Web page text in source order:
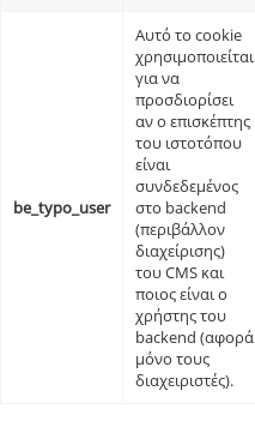
be_typo_user
Αυτό το cookie
χρησιμοποιείται
για να
προσδιορίσει
αν ο επισκέπτης
του ιστοτόπου
είναι
συνδεδεμένος
στο backend
(περιβάλλον
διαχείρισης)
του CMS και
ποιος είναι ο
χρήστης του
backend (αφορά
μόνο τους
διαχειριστές).